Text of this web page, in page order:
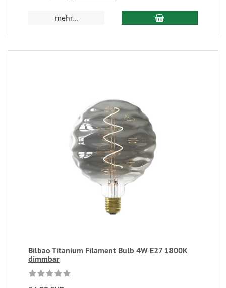
mehr...
Bilbao Titanium Filament Bulb 4W E27 1800K
dimmbar